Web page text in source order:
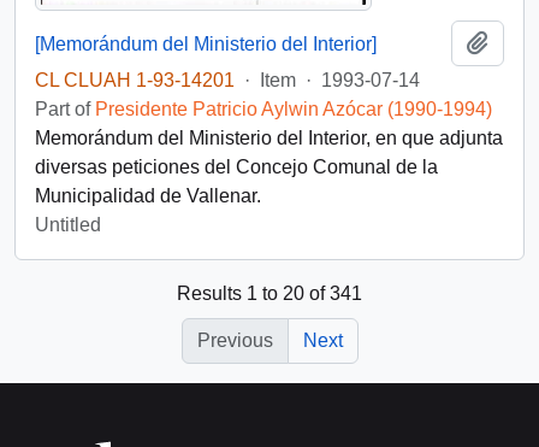
[Memorándum del Ministerio del Interior]
CL CLUAH 1-93-14201
· Item · 1993-07-14
Part of Presidente Patricio Aylwin Azócar (1990-1994)
Memorándum del Ministerio del Interior, en que adjunta
diversas peticiones del Concejo Comunal de la
Municipalidad de Vallenar.
Untitled
Results 1 to 20 of 341
Previous Next